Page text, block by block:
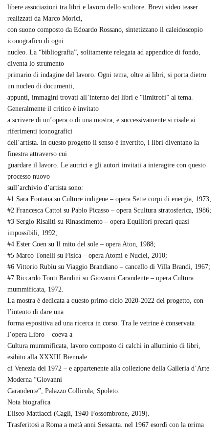
libere associazioni tra libri e lavoro dello scultore. Brevi video teaser
realizzati da Marco Morici,
con suono composto da Edoardo Rossano, sintetizzano il caleidoscopio
iconografico di ogni
nucleo. La “bibliografia”, solitamente relegata ad appendice di fondo,
diventa lo strumento
primario di indagine del lavoro. Ogni tema, oltre ai libri, si porta dietro
un nucleo di documenti,
appunti, immagini trovati all’interno dei libri e “limitrofi” al tema.
Generalmente il critico è invitato
a scrivere di un’opera o di una mostra, e successivamente si risale ai
riferimenti iconografici
dell’artista. In questo progetto il senso è invertito, i libri diventano la
finestra attraverso cui
guardare il lavoro. Le autrici e gli autori invitati a interagire con questo
processo nuovo
sull’archivio d’artista sono:
#1 Sara Fontana su Culture indigene – opera Sette corpi di energia, 1973;
#2 Francesca Cattoi su Pablo Picasso – opera Scultura stratosferica, 1986;
#3 Sergio Risaliti su Rinascimento – opera Equilibri precari quasi
impossibili, 1992;
#4 Ester Coen su Il mito del sole – opera Aton, 1988;
#5 Marco Tonelli su Fisica – opera Atomi e Nuclei, 2010;
#6 Vittorio Rubiu su Viaggio Brandiano – cancello di Villa Brandi, 1967;
#7 Riccardo Tonti Bandini su Giovanni Carandente – opera Cultura
mummificata, 1972.
La mostra è dedicata a questo primo ciclo 2020-2022 del progetto, con
l’intento di dare una
forma espositiva ad una ricerca in corso. Tra le vetrine è conservata
l’opera Libro – coeva a
Cultura mummificata, lavoro composto di calchi in alluminio di libri,
esibito alla XXXIII Biennale
di Venezia del 1972 – e appartenente alla collezione della Galleria d’Arte
Moderna “Giovanni
Carandente”, Palazzo Collicola, Spoleto.
Nota biografica
Eliseo Mattiacci (Cagli, 1940-Fossombrone, 2019).
Trasferitosi a Roma a metà anni Sessanta, nel 1967 esordì con la prima